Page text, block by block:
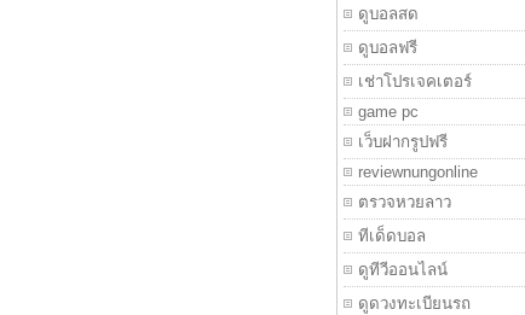
ดูบอลสด
ดูบอลฟรี
เช่าโปรเจคเตอร์
game pc
เว็บฝากรูปฟรี
reviewnungonline
ตรวจหวยลาว
ทีเด็ดบอล
ดูทีวีออนไลน์
ดูดวงทะเบียนรถ